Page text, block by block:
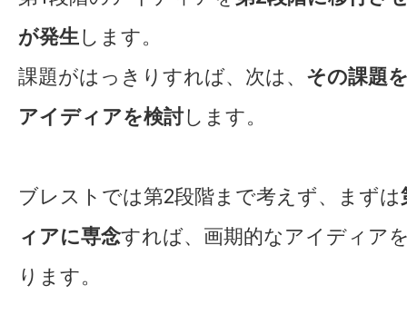
が発生します。
課題がはっきりすれば、次は、 その課題
アイディアを検討します。
ブレストでは第2段階まで考えず、まずは
ィアに専念すれば、画期的なアイディア
ります。